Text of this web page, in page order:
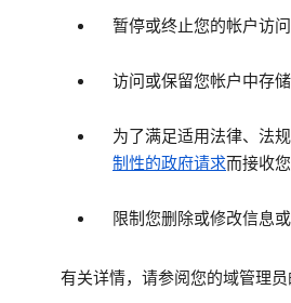
暂停或终止您的帐户访问
访问或保留您帐户中存储
为了满足适用法律、法规
制性的政府请求而接收
限制您删除或修改信息或
有关详情，请参阅您的域管理员